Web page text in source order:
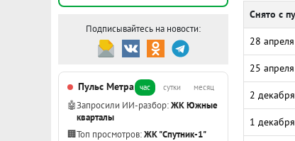
Подписывайтесь на новости:
Пульс Метра час сутки месяц
🤖Запросили ИИ-разбор:ЖК Южные
кварталы
🏢Топ просмотров:ЖК "Спутник-1"
Снято с
28
25
2
1